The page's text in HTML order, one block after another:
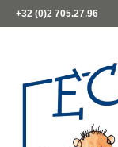
+32 (0)2 705.27.96